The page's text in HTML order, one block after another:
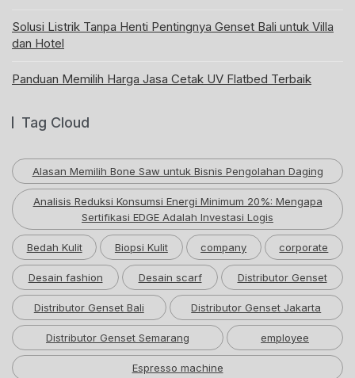
Solusi Listrik Tanpa Henti Pentingnya Genset Bali untuk Villa
dan Hotel
Panduan Memilih Harga Jasa Cetak UV Flatbed Terbaik
Tag Cloud
Alasan Memilih Bone Saw untuk Bisnis Pengolahan Daging
Analisis Reduksi Konsumsi Energi Minimum 20%: Mengapa
Sertifikasi EDGE Adalah Investasi Logis
Bedah Kulit Biopsi Kulit company corporate
Desain fashion Desain scarf Distributor Genset
Distributor Genset Bali Distributor Genset Jakarta
Distributor Genset Semarang employee
Espresso machine